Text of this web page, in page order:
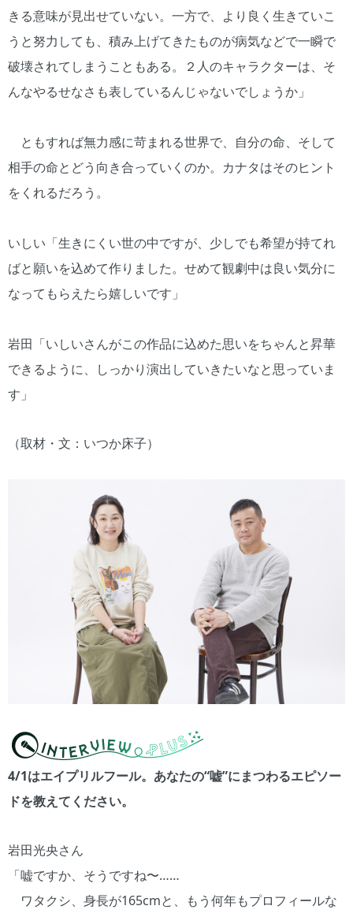
きる意味が見出せていない。一方で、より良く生きていこ
うと努力しても、積み上げてきたものが病気などで一瞬で
破壊されてしまうこともある。２人のキャラクターは、そ
んなやるせなさも表しているんじゃないでしょうか」
ともすれば無力感に苛まれる世界で、自分の命、そして
相手の命とどう向き合っていくのか。カナタはそのヒント
をくれるだろう。
いしい「生きにくい世の中ですが、少しでも希望が持てれ
ばと願いを込めて作りました。せめて観劇中は良い気分に
なってもらえたら嬉しいです」
岩田「いしいさんがこの作品に込めた思いをちゃんと昇華
できるように、しっかり演出していきたいなと思っていま
す」
（取材・文：いつか床子）
4/1はエイプリルフール。あなたの“嘘”にまつわるエピソー
ドを教えてください。
岩田光央さん
「嘘ですか、そうですね〜……
ワタクシ、身長が165cmと、もう何年もプロフィールな